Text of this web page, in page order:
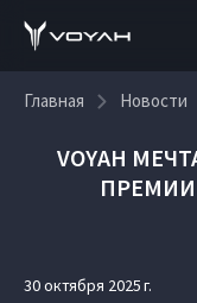
Главная Новости
VOYAH
ПРЕМИИ
30 октября 2025 г.